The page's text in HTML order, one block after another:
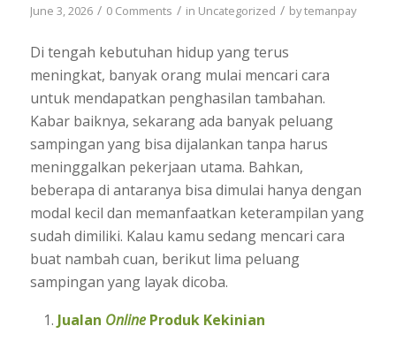
June 3, 2026 / 0 Comments / in Uncategorized / bytemanpay
Di tengah kebutuhan hidup yang terus
meningkat, banyak orang mulai mencari cara
untuk mendapatkan penghasilan tambahan.
Kabar baiknya, sekarang ada banyak peluang
sampingan yang bisa dijalankan tanpa harus
meninggalkan pekerjaan utama. Bahkan,
beberapa di antaranya bisa dimulai hanya dengan
modal kecil dan memanfaatkan keterampilan yang
sudah dimiliki. Kalau kamu sedang mencari cara
buat nambah cuan, berikut lima peluang
sampingan yang layak dicoba.
Jualan OnlineProduk Kekinian